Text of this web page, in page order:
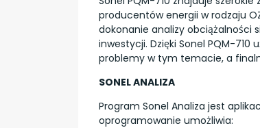
producentów energii w rodzaju
dokonanie analizy obciążalności
inwestycji. Dzięki Sonel PQM-
problemy w tym temacie, a
SONEL ANALIZA
Program Sonel Analiza jest
oprogramowanie umożliwia: